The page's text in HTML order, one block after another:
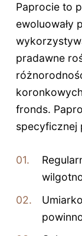
Paprocie to
ewoluowały
pradawne
fronds.
specyficznej